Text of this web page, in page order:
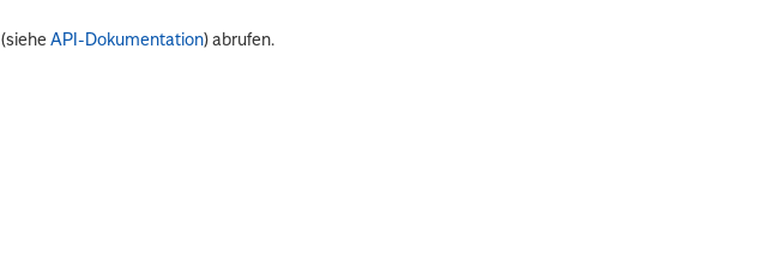
(sieheAPI-Dokumentation) abrufen.